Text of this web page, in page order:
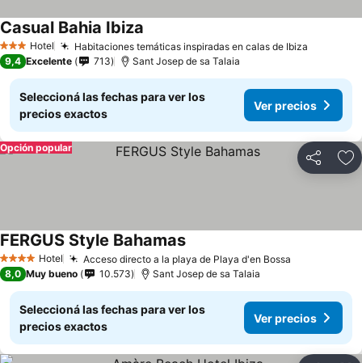
3 Estrellas
Hotel Habitaciones temáticas inspiradas en calas de Ibiza
Casual Bahia Ibiza
9,4 Excelente 713 Sant Josep de sa Talaia
Seleccioná las fechas para ver los
precios exactos
Ver precios
Compartir
Opción popular
4 EstrellasHotel Acceso directo a la playa de Playa d'en Bossa
FERGUS Style Bahamas
8,0 Muy bueno 10.573 Sant Josep de sa Talaia
Seleccioná las fechas para ver los
precios exactos
Ver precios